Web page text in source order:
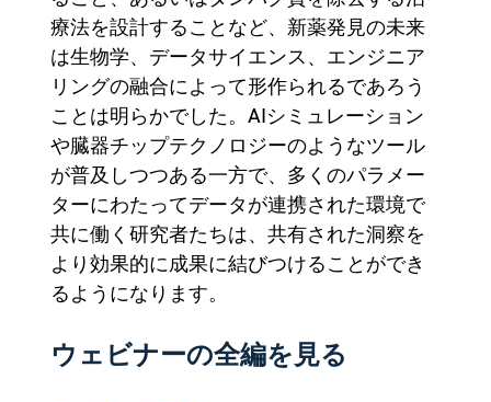
療法を設計することなど、新薬発見の未来
は生物学、データサイエンス、エンジニア
リングの融合によって形作られるであろう
ことは明らかでした。AIシミュレーション
や臓器チップテクノロジーのようなツール
が普及しつつある一方で、多くのパラメー
ターにわたってデータが連携された環境で
共に働く研究者たちは、共有された洞察を
より効果的に成果に結びつけることができ
るようになります。
ウェビナーの全編を見る